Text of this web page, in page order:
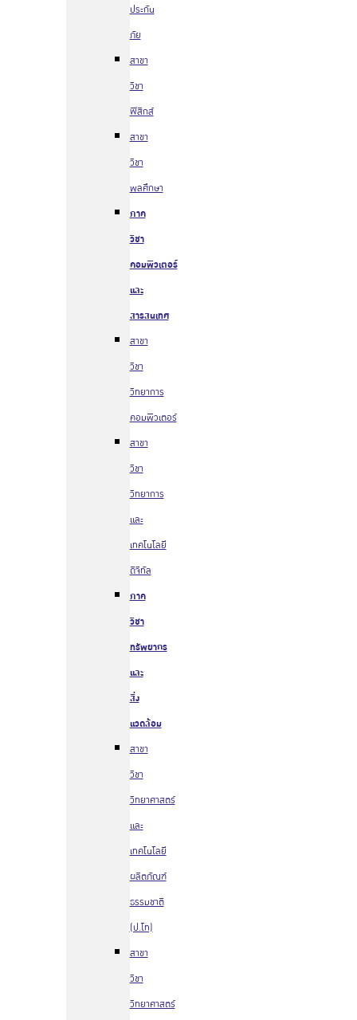
ประกัน
ภัย
สาขา
วิชา
ฟิสิกส์
สาขา
วิชา
พลศึกษา
ภาค
วิชา
คอมพิวเตอร์
และ
สารสนเทศ
สาขา
วิชา
วิทยาการ
คอมพิวเตอร์
สาขา
วิชา
วิทยาการ
และ
เทคโนโลยี
ดิจิทัล
ภาค
วิชา
ทรัพยากร
และ
สิ่ง
แวดล้อม
สาขา
วิชา
วิทยาศาสตร์
และ
เทคโนโลยี
ผลิตภัณฑ์
ธรรมชาติ
(ป.โท)
สาขา
วิชา
วิทยาศาสตร์